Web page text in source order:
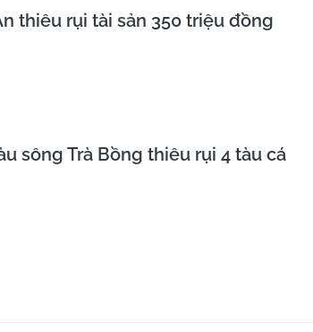
thiêu rụi tài sản 350 triệu đồng
sông Trà Bồng thiêu rụi 4 tàu cá